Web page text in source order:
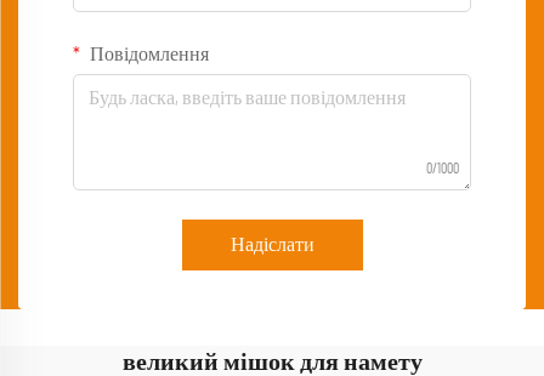
Повідомлення
0/1000
Надіслати
великий мішок для намету